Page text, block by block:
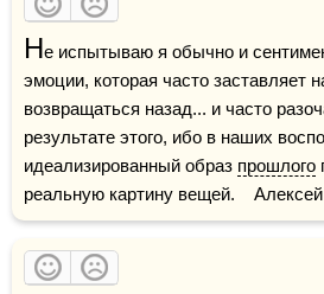
Не испытываю я обычно и
эмоции, которая часто заставляет
возвращаться назад... и часто
результате этого, ибо в наших
идеализированный образ прошлого
реальную картину вещей.